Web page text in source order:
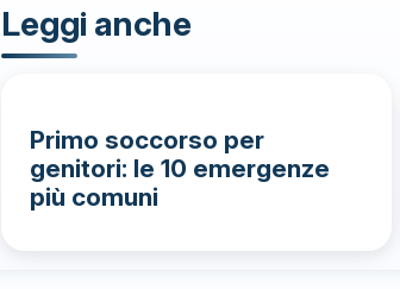
Leggi anche
Primo soccorso per
genitori: le 10 emergenze
più comuni